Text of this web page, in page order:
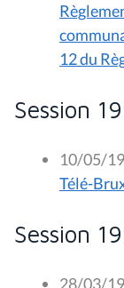
12 du
Session
10/05/
Télé-
Session
28/03/